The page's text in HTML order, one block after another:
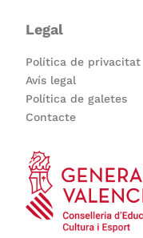
Legal
Política de privacitat
Avís legal
Política de galetes
Contacte